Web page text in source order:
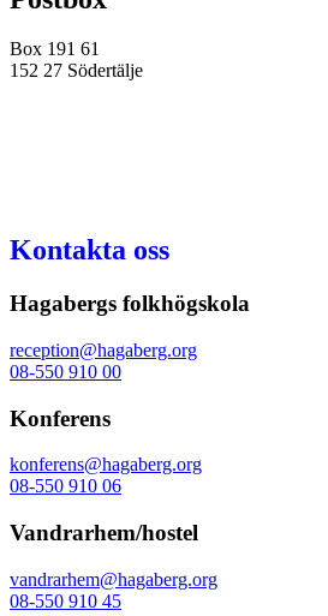
Box 191 61
152 27 Södertälje
Kontakta oss
Hagabergs folkhögskola
reception@hagaberg.org
08-550 910 00
Konferens
konferens@hagaberg.org
08-550 910 06
Vandrarhem/hostel
vandrarhem@hagaberg.org
08-550 910 45